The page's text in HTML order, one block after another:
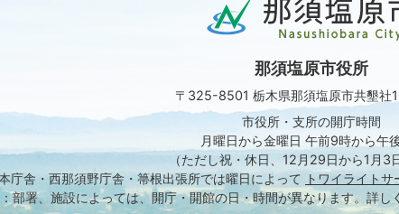
須
塩
Nasushiobara
City
那須塩原市役所
〒325-8501 栃木県那須塩原市共墾社
市役所・支所の開庁時間
月曜日から金曜日 午前9時から午
（ただし祝・休日、12月29日から1月3
庁舎・西那須野庁舎・箒根出張所では曜日によって トワイライトサ
部署、施設によっては、開庁・開館の日・時間が異なります。 詳し